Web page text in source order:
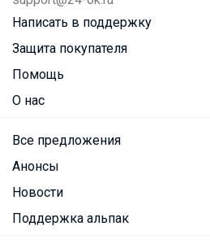
Написать в поддержку
Защита покупателя
Помощь
О нас
Все предложения
Анонсы
Новости
Поддержка альпак